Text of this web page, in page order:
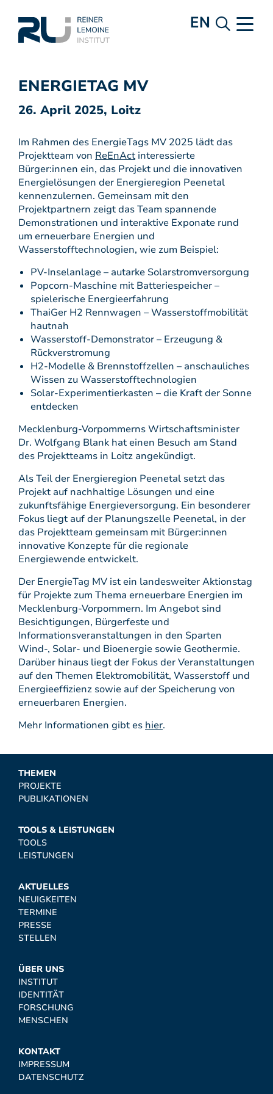
EN
ENERGIETAG MV
26. April 2025, Loitz
Im Rahmen des EnergieTags MV 2025 lädt das
Projektteam von ReEnAct interessierte
Bürger:innen ein, das Projekt und die innovativen
Energielösungen der Energieregion Peenetal
kennenzulernen. Gemeinsam mit den
Projektpartnern zeigt das Team spannende
Demonstrationen und interaktive Exponate rund
um erneuerbare Energien und
Wasserstofftechnologien, wie zum Beispiel:
PV-Inselanlage – autarke Solarstromversorgung
Popcorn-Maschine mit Batteriespeicher –
spielerische Energieerfahrung
ThaiGer H2 Rennwagen – Wasserstoffmobilität
hautnah
Wasserstoff-Demonstrator – Erzeugung &
Rückverstromung
H2-Modelle & Brennstoffzellen – anschauliches
Wissen zu Wasserstofftechnologien
Solar-Experimentierkasten – die Kraft der Sonne
entdecken
Mecklenburg-Vorpommerns Wirtschaftsminister
Dr. Wolfgang Blank hat einen Besuch am Stand
des Projektteams in Loitz angekündigt.
Als Teil der Energieregion Peenetal setzt das
Projekt auf nachhaltige Lösungen und eine
zukunftsfähige Energieversorgung. Ein besonderer
Fokus liegt auf der Planungszelle Peenetal, in der
das Projektteam gemeinsam mit Bürger:innen
innovative Konzepte für die regionale
Energiewende entwickelt.
Der EnergieTag MV ist ein landesweiter Aktionstag
für Projekte zum Thema erneuerbare Energien im
Mecklenburg-Vorpommern. Im Angebot sind
Besichtigungen, Bürgerfeste und
Informationsveranstaltungen in den Sparten
Wind-, Solar- und Bioenergie sowie Geothermie.
Darüber hinaus liegt der Fokus der Veranstaltungen
auf den Themen Elektromobilität, Wasserstoff und
Energieeffizienz sowie auf der Speicherung von
erneuerbaren Energien.
Mehr Informationen gibt es hier.
THEMEN
PROJEKTE
PUBLIKATIONEN
TOOLS & LEISTUNGEN
TOOLS
LEISTUNGEN
AKTUELLES
NEUIGKEITEN
TERMINE
PRESSE
STELLEN
ÜBER UNS
INSTITUT
IDENTITÄT
FORSCHUNG
MENSCHEN
KONTAKT
IMPRESSUM
DATENSCHUTZ